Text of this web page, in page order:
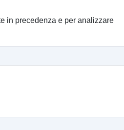
in precedenza e per analizzare